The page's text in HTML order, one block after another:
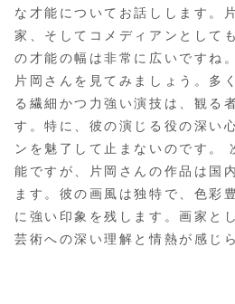
な才能についてお話しします。
家、そしてコメディアンとして
の才能の幅は非常に広いですね
片岡さんを見てみましょう。多
る繊細かつ力強い演技は、観る
す。特に、彼の演じる役の深い
ンを魅了して止まないのです。
能ですが、片岡さんの作品は国
ます。彼の画風は独特で、色彩
に強い印象を残します。画家と
芸術への深い理解と情熱が感じ